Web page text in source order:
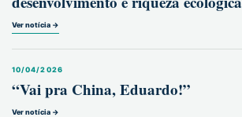
Ver notícia →
10/04/2026
“Vai pra China, Eduardo!”
Ver notícia →